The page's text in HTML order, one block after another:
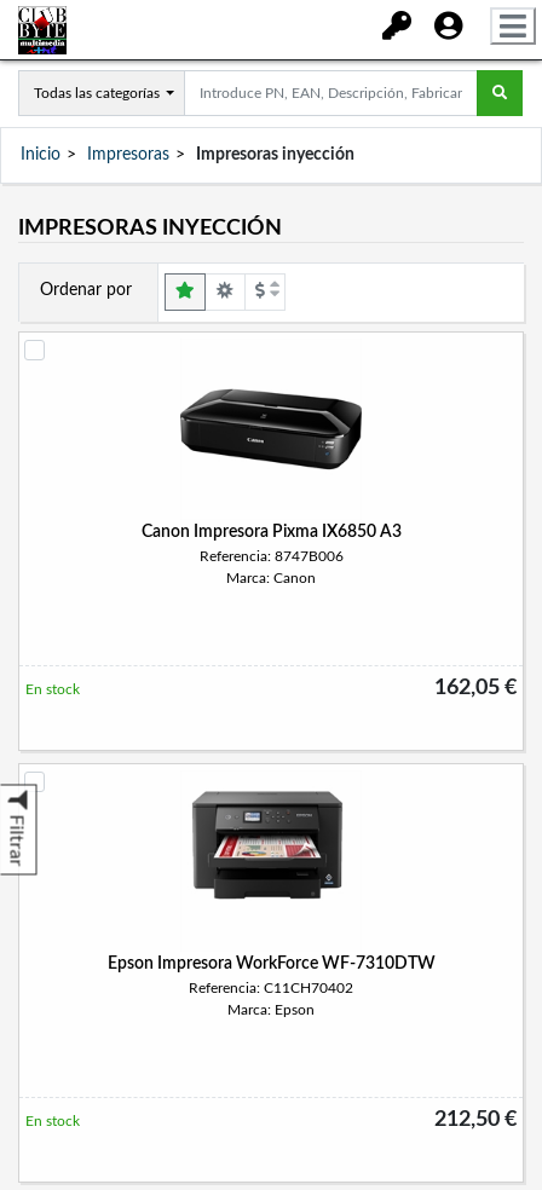
Todas las categorías
Inicio Impresoras Impresoras inyección
IMPRESORAS INYECCIÓN
Filtrar
Ordenar por
Canon Impresora Pixma IX6850 A3
Referencia: 8747B006
Marca: Canon
162,05 €
En stock
Epson Impresora WorkForce WF-7310DTW
Referencia: C11CH70402
Marca: Epson
212,50 €
En stock